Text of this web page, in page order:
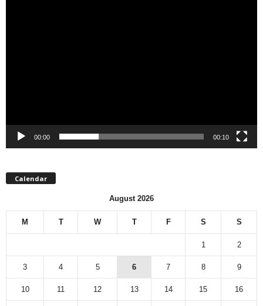
00:00 00:10
Calendar
August 2026
M T W T F S S
1 2
3 4 5 6 7 8 9
10 11 12 13 14 15 16